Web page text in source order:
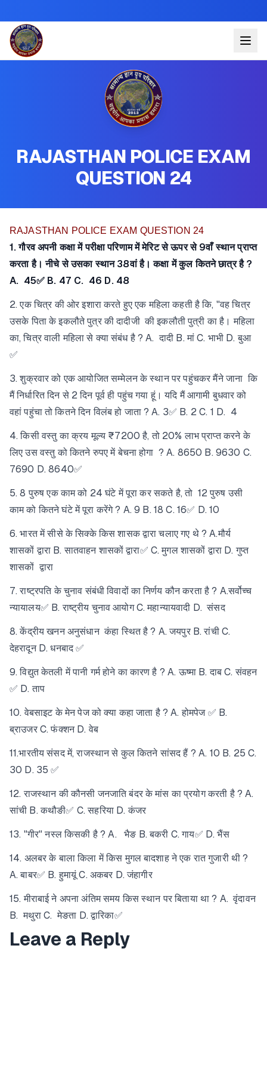
RAJASTHAN POLICE EXAM
QUESTION 24
RAJASTHAN POLICE EXAM QUESTION 24
1. गौरव अपनी कक्षा में परीक्षा परिणाम में मेरिट से ऊपर से 9वाँ स्थान प्राप्त
करता है। नीचे से उसका स्थान 38वां है। कक्षा में कुल कितने छात्र है ?
A. 45✅ B. 47 C. 46 D. 48
2. एक चित्र की ओर इशारा करते हुए एक महिला कहती है कि, "वह चित्र
उसके पिता के इकलौते पुत्र की दादीजी की इकलौती पुत्री का है। महिला
का, चित्र वाली महिला से क्या संबंध है ? A. दादी B. मां C. भाभी D. बुआ
✅
3. शुक्रवार को एक आयोजित सम्मेलन के स्थान पर पहुंचकर मैंने जाना कि
मैं निर्धारित दिन से 2 दिन पूर्व ही पहुंच गया हूं। यदि मैं आगामी बुधवार को
वहां पहुंचा तो कितने दिन विलंब हो जाता ? A. 3✅ B. 2 C. 1 D. 4
4. किसी वस्तु का क्रय मूल्य ₹7200 है, तो 20% लाभ प्राप्त करने के
लिए उस वस्तु को कितने रुपए में बेचना होगा ? A. 8650 B. 9630 C.
7690 D. 8640✅
5. 8 पुरुष एक काम को 24 घंटे में पूरा कर सकते है, तो 12 पुरुष उसी
काम को कितने घंटे में पूरा करेंगे ? A. 9 B. 18 C. 16✅ D. 10
6. भारत में सीसे के सिक्के किस शासक द्वारा चलाए गए थे ? A.मौर्य
शासकों द्वारा B. सातवाहन शासकों द्वारा✅ C. मुगल शासकों द्वारा D. गुप्त
शासकों द्वारा
7. राष्ट्रपति के चुनाव संबंधी विवादों का निर्णय कौन करता है ? A.सर्वोच्च
न्यायालय✅ B. राष्ट्रीय चुनाव आयोग C. महान्यायवादी D. संसद
8. केंद्रीय खनन अनुसंधान कंहा स्थित है ? A. जयपुर B. रांची C.
देहरादून D. धनबाद ✅
9. विद्युत केतली में पानी गर्म होने का कारण है ? A. ऊष्मा B. दाब C. संवहन
✅ D. ताप
10. वेबसाइट के मेन पेज को क्या कहा जाता है ? A. होमपेज ✅ B.
ब्राउजर C. फंक्शन D. वेब
11.भारतीय संसद में, राजस्थान से कुल कितने सांसद हैं ? A. 10 B. 25 C.
30 D. 35 ✅
12. राजस्थान की कौनसी जनजाति बंदर के मांस का प्रयोग करती है ? A.
सांची B. कथौङी✅ C. सहरिया D. कंजर
13. "गीर" नस्ल किसकी है ? A. भैङ B. बकरी C. गाय✅ D. भैंस
14. अलबर के बाला किला में किस मुगल बादशाह ने एक रात गुजारी थी ?
A. बाबर✅ B. हुमायूं C. अकबर D. जंहागीर
15. मीराबाई ने अपना अंतिम समय किस स्थान पर बिताया था ? A. वृंदावन
B. मथुरा C. मेङता D. द्वारिका✅
Leave a Reply